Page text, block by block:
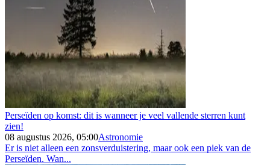
Perseïden op komst: dit is wanneer je veel vallende sterren kunt
zien!
08 augustus 2026, 05:00Astronomie
Er is niet alleen een zonsverduistering, maar ook een piek van de
Perseïden. Wan...